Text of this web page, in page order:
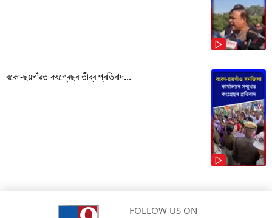
বকো-ছয়গাঁৱত কংগ্ৰেছৰ তীব্ৰ প্ৰতিবাদ...
FOLLOW US ON